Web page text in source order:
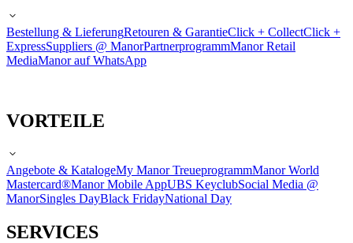
Bestellung & LieferungRetouren & GarantieClick + CollectClick +
ExpressSuppliers @ ManorPartnerprogrammManor Retail
MediaManor auf WhatsApp
VORTEILE
Angebote & KatalogeMy Manor TreueprogrammManor World
Mastercard®Manor Mobile AppUBS KeyclubSocial Media @
ManorSingles DayBlack FridayNational Day
SERVICES